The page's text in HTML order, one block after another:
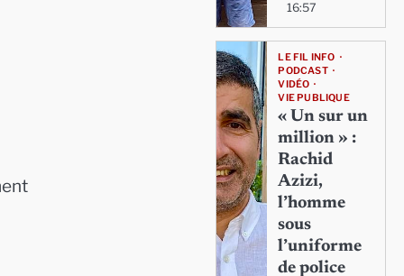
16:57
LE FIL INFO
PODCAST
VIDÉO
VIE PUBLIQUE
« Un sur un
million » :
Rachid
Azizi,
l’homme
sous
l’uniforme
de police